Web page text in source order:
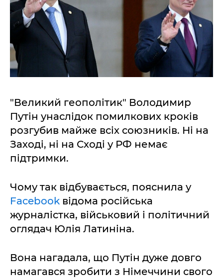
"Великий геополітик" Володимир
Путін унаслідок помилкових кроків
розгубив майже всіх союзників. Ні на
Заході, ні на Сході у РФ немає
підтримки.
Чому так відбувається, пояснила у
Facebook відома російська
журналістка, військовий і політичний
оглядач Юлія Латиніна.
Вона нагадала, що Путін дуже довго
намагався зробити з Німеччини свого